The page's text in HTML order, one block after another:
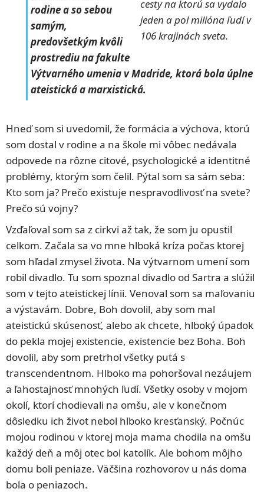
cesty na ktorú sa vydalo
jeden a pol milióna ľudí v
106 krajinách sveta.
rodine a so sebou
samým,
predovšetkým kvôli
prostrediu na fakulte
Výtvarného umenia v Madride, ktorá bola úplne
ateistická a marxistická.
Hneď som si uvedomil, že formácia a výchova, ktorú
som dostal v rodine a na škole mi vôbec nedávala
odpovede na rôzne citové, psychologické a identitné
problémy, ktorým som čelil. Pýtal som sa sám seba:
Kto som ja? Prečo existuje nespravodlivosť na svete?
Prečo sú vojny?
Vzďaľoval som sa z cirkvi až tak, že som ju opustil
celkom. Začala sa vo mne hlboká kríza počas ktorej
som hľadal zmysel života. Na výtvarnom umení som
robil divadlo. Tu som spoznal divadlo od Sartra a slúžil
som v tejto ateistickej línii. Venoval som sa maľovaniu
a výstavám. Dobre, Boh dovolil, aby som mal
ateistickú skúsenosť, alebo ak chcete, hlboký úpadok
do pekla mojej existencie, existencie bez Boha. Boh
dovolil, aby som pretrhol všetky putá s
transcendentnom. Hlboko ma pohoršoval nezáujem
a ľahostajnosť mnohých ľudí. Všetky osoby v mojom
okolí, ktorí chodievali na omšu, ale v konečnom
dôsledku ich život nebol hlboko kresťanský. Počnúc
mojou rodinou v ktorej moja mama chodila na omšu
každý deň a môj otec bol katolík. Ale bohom môjho
domu boli peniaze. Väčšina rozhovorov u nás doma
bola o peniazoch.